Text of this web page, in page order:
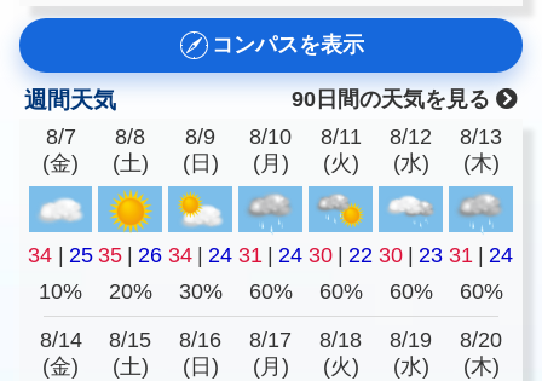
コンパスを表示
週間天気
90日間の天気を見る
8/7
(金)
8/8
(土)
8/9
(日)
8/10
(月)
8/11
(火)
8/12
(水)
8/13
(木)
34 25 35 26 34 24 31 24 30 22 30 23 31
24
10%
20% 30% 60% 60% 60% 60%
8/14
(金)
8/15
(土)
8/16
(日)
8/17
(月)
8/18
(火)
8/19
(水)
8/20
(木)